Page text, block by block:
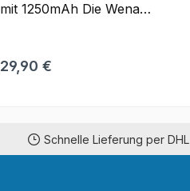
mit 1250mAh Die Wenax
Q2, und verfügt
eingestellte Watt-Zahl
Regulärer Preis:
29,90 €
Schnelle Lieferung per DHL